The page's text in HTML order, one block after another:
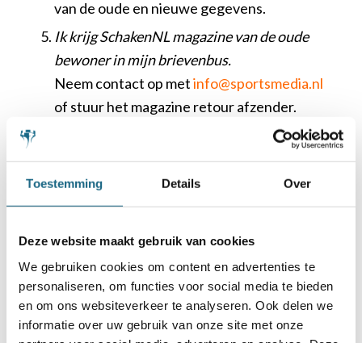
Toestemming Details Over
Deze website maakt gebruik van cookies
We gebruiken cookies om content en advertenties te
personaliseren, om functies voor social media te bieden
en om ons websiteverkeer te analyseren. Ook delen we
informatie over uw gebruik van onze site met onze
van de oude en nieuwe gegevens.
Ik krijg SchakenNL magazine van de oude
bewoner in mijn brievenbus.
Neem contact op metinfo@sportsmedia.nl
of stuur het magazine retour afzender.
Schaakbond.nl wordt mede mogelijk
gemaakt door: